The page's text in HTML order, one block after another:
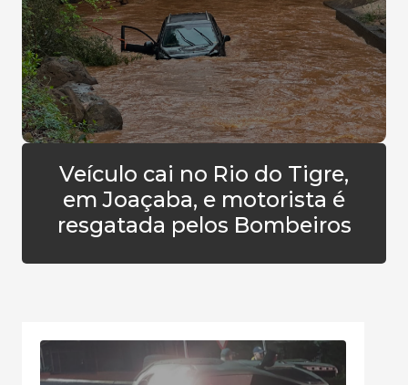
Veículo cai no Rio do Tigre,
em Joaçaba, e motorista é
resgatada pelos Bombeiros